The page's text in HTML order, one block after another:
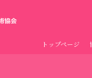
トップページ